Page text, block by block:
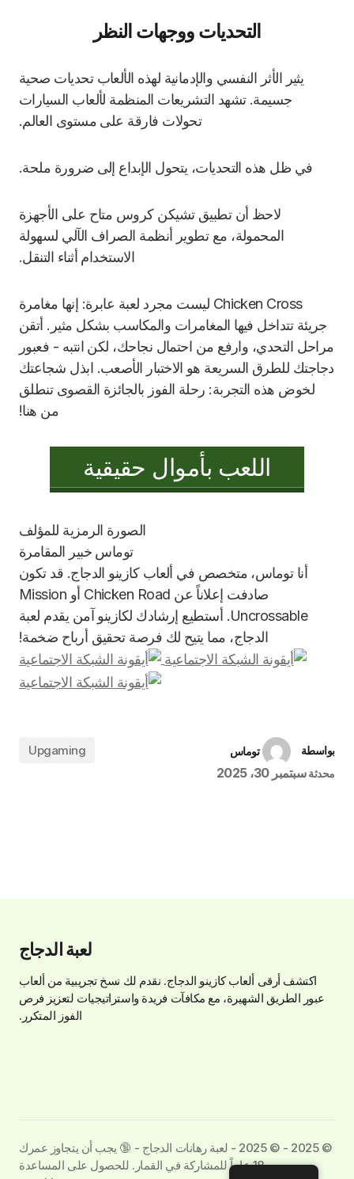
التحديات ووجهات النظر
يثير الأثر النفسي والإدمانية لهذه الألعاب تحديات صحية
جسيمة. تشهد التشريعات المنظمة لألعاب السيارات
تحولات فارقة على مستوى العالم.
في ظل هذه التحديات، يتحول الإبداع إلى ضرورة ملحة.
لاحظ أن تطبيق تشيكن كروس متاح على الأجهزة
المحمولة، مع تطوير أنظمة الصراف الآلي لسهولة
الاستخدام أثناء التنقل.
Chicken Cross ليست مجرد لعبة عابرة: إنها مغامرة
جريئة تتداخل فيها المغامرات والمكاسب بشكل مثير. أتقن
مراحل التحدي، وارفع من احتمال نجاحك، لكن انتبه - فعبور
دجاجتك للطرق السريعة هو الاختبار الأصعب. ابذل شجاعتك
لخوض هذه التجربة: رحلة الفوز بالجائزة القصوى تنطلق
من هنا!
اللعب بأموال حقيقية
توماس خبير المقامرة
أنا توماس، متخصص في ألعاب كازينو الدجاج. قد تكون
صادفت إعلاناً عن Chicken Road أو Mission
Uncrossable. أستطيع إرشادك لكازينو آمن يقدم لعبة
الدجاج، مما يتيح لك فرصة تحقيق أرباح ضخمة!
بواسطة
توماس
محدثة سبتمبر 30، 2025
Upgaming
لعبة الدجاج
اكتشف أرقى ألعاب كازينو الدجاج. نقدم لك نسخ تجريبية من ألعاب
عبور الطريق الشهيرة، مع مكافآت فريدة واستراتيجيات لتعزيز فرص
الفوز المتكرر.
©️ 2025 - ©️ 2025 - لعبة رهانات الدجاج - 🔞 يجب أن يتجاوز عمرك
18 عاماً للمشاركة في القمار. للحصول على المساعدة